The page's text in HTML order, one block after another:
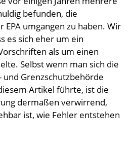
befunden, die
umgangen zu haben. Wir
es sich eher um ein
als um einen
Selbst wenn man sich die
und Grenzschutzbehörde
Artikel führte, ist die
dermaßen verwirrend,
ist, wie Fehler entstehen